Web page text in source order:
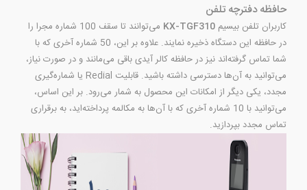
حافظه دفترچه تلفن
کاربران تلفن بیسیم KX-TGF310
می‌توانند تا سقف 100 شماره مجرا را
در حافظه این دستگاه ذخیره نمایند. علاوه بر این، 50 شماره آخری که با
شما تماس گرفته‌اند نیز در حافظه کالر آیدی باقی می‌مانند و در صورت نیاز،
می‌توانید به آن‌ها دسترسی داشته باشید. قابلیت Redial یا شماره‌گیری
مجدد، یکی دیگر از امکانات این محصول به شمار می‌رود. بر این اساس،
می‌توانید با 10 شماره آخری که با آن‌ها به مکالمه پرداخته‌اید، به برقراری
تماس مجدد بپردازید.